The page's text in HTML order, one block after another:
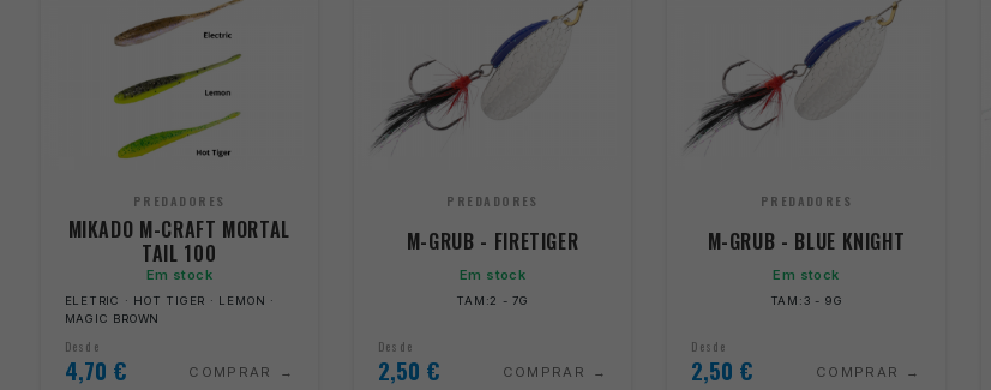
PREDADORES
MIKADO M-CRAFT MORTAL
TAIL 100
Em stock
ELETRIC · HOT TIGER · LEMON ·
MAGIC BROWN
Desde
4,70 € COMPRAR
PREDADORES
M-GRUB - FIRETIGER
Em stock
TAM:2 - 7G
Desde
2,50 € COMPRAR
PREDADORES
M-GRUB - BLUE KNIGHT
Em stock
TAM:3 - 9G
Desde
2,50 € COMPRAR